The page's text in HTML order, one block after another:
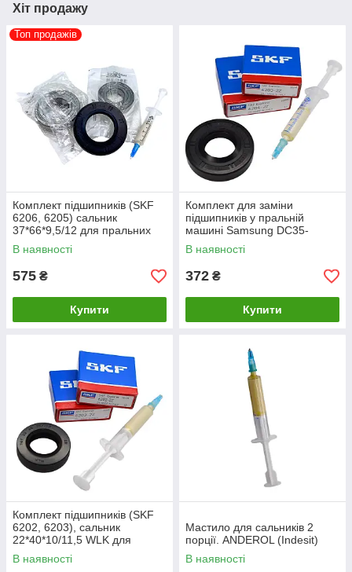
Компоненти для ремонту плат ПМ
Хіт продажу
Топ продажів
Комплект підшипників (SKF
6206, 6205) сальник
37*66*9,5/12 для пральних
машин LG.
В наявності
575 ₴
Купити
Комплект для заміни
підшипників у пральній
машині Samsung DC35-
00077T (SKF 6204, 6203,
сальник 25*50,55*10/12,
В наявності
372 ₴
Купити
Комплект підшипників (SKF
6202, 6203), сальник
22*40*10/11,5 WLK для
пральних машин Indesit,
Ariston.
В наявності
Мастило для сальників 2
порції. ANDEROL (Indesit)
В наявності